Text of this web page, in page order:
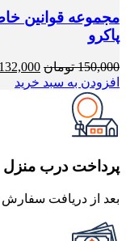
مجموعه قوانین
پاکرو
150,000 تومان قیمت
اصلی
132,000
افزودن به سبد خرید
پرداخت درب منزل
بعد از دریافت سفارش